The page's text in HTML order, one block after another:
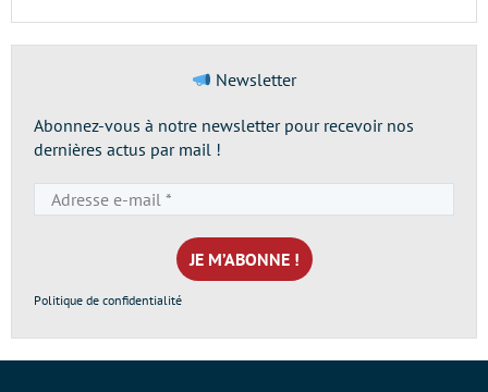
Newsletter
Abonnez-vous à notre newsletter pour recevoir nos
dernières actus par mail !
e-
mail
*
Politique de confidentialité